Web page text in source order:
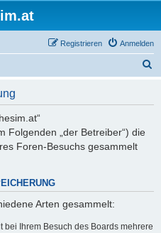
Anmelden
Registrieren
Folgenden „der Betreiber“) die
Foren-Besuchs gesammelt
Arten gesammelt:
bei Ihrem Besuch des Boards mehrere